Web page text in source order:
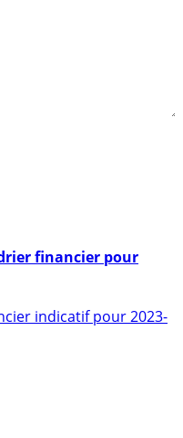
financier pour
indicatif pour 2023-